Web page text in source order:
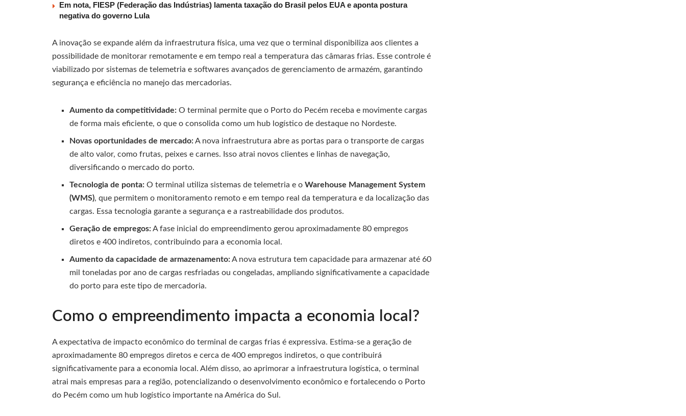
Em nota, FIESP (Federação das Indústrias) lamenta taxação do Brasil pelos EUA e aponta postura
negativa do governo Lula
A inovação se expande além da infraestrutura física, uma vez que o terminal disponibiliza aos clientes a
possibilidade de monitorar remotamente e em tempo real a temperatura das câmaras frias. Esse controle é
viabilizado por sistemas de telemetria e softwares avançados de gerenciamento de armazém, garantindo
segurança e eficiência no manejo das mercadorias.
Aumento da competitividade: O terminal permite que o Porto do Pecém receba e movimente cargas
de forma mais eficiente, o que o consolida como um hub logístico de destaque no Nordeste.
Novas oportunidades de mercado:A nova infraestrutura abre as portas para o transporte de cargas
de alto valor, como frutas, peixes e carnes. Isso atrai novos clientes e linhas de navegação,
diversificando o mercado do porto.
Tecnologia de ponta: O terminal utiliza sistemas de telemetria e oWarehouse Management System
(WMS), que permitem o monitoramento remoto e em tempo real da temperatura e da localização das
cargas. Essa tecnologia garante a segurança e a rastreabilidade dos produtos.
Geração de empregos:A fase inicial do empreendimento gerou aproximadamente 80 empregos
diretos e 400 indiretos, contribuindo para a economia local.
Aumento da capacidade de armazenamento:A nova estrutura tem capacidade para armazenar até 60
mil toneladas por ano de cargas resfriadas ou congeladas, ampliando significativamente a capacidade
do porto para este tipo de mercadoria.
Como o empreendimento impacta a economia local?
A expectativa de impacto econômico do terminal de cargas frias é expressiva. Estima-se a geração de
aproximadamente 80 empregos diretos e cerca de 400 empregos indiretos, o que contribuirá
significativamente para a economia local. Além disso, ao aprimorar a infraestrutura logística, o terminal
atrai mais empresas para a região, potencializando o desenvolvimento econômico e fortalecendo o Porto
do Pecém como um hub logístico importante na América do Sul.